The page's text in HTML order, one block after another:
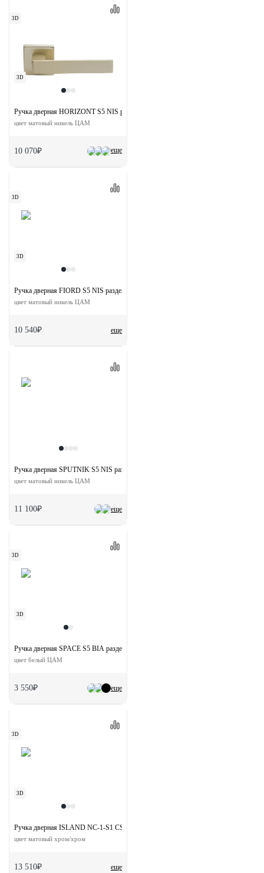
3D
3D
еще
Ручка дверная HORIZONT S5 NIS раздельная на квадратной розетке 7 мм
цвет матовый никель ЦАМ
10 070₽
3D
3D
еще
Ручка дверная FIORD S5 NIS раздельная на квадратной розетке
цвет матовый никель ЦАМ
10 540₽
еще
Ручка дверная SPUTNIK S5 NIS раздельная на квадратной розетке
цвет матовый никель ЦАМ
11 100₽
3D
3D
еще
Ручка дверная SPACE S5 BIA раздельная на квадратной розетке
цвет белый ЦАМ
3 550₽
3D
3D
еще
Ручка дверная ISLAND NC-1-S1 CSA/CRO раздельная на квадратной розетке
цвет матовый хром/хром
13 510₽